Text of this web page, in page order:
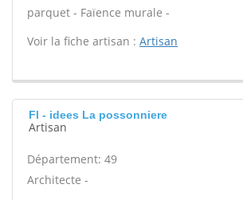
parquet - Faïence murale -
Voir la fiche artisan : Artisan
Fl - idees La possonniere
Artisan
Département: 49
Architecte -